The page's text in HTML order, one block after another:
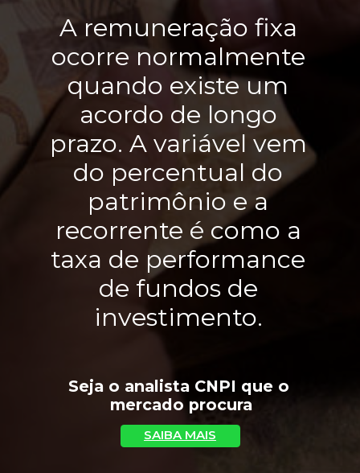
A remuneração fixa
ocorre normalmente
quando existe um
acordo de longo
prazo. A variável vem
do percentual do
patrimônio e a
recorrente é como a
taxa de performance
de fundos de
investimento.
Seja o analista CNPI que o
mercado procura
SAIBA MAIS